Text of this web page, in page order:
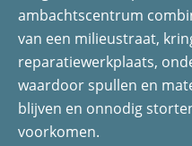
a
c
e
b
o
o
i
n
k
e
d
I
ambachtscentrum
van een milieustraat,
reparatiewerkplaats,
waardoor spullen en
blijven en onnodig
voorkomen.